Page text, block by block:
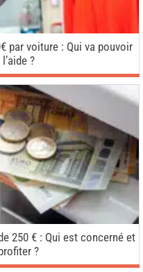
par voiture : Qui va pouvoir
?
250 € : Qui est concerné et
?